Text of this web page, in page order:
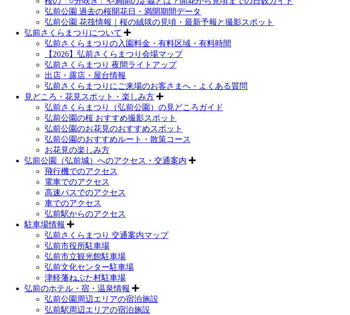
弘前公園 過去の桜開花日・満開期間データ
弘前公園 花筏情報｜桜の絨毯の見頃・最新予報と撮影スポット
弘前さくらまつりについて
弘前さくらまつりの入園料金・有料区域・有料時間
【2026】弘前さくらまつり会場マップ
弘前さくらまつり 夜間ライトアップ
出店・露店・屋台情報
弘前さくらまつりにご来場のお客さまへ・よくある質問
見どころ・花見スポット・楽しみ方
弘前さくらまつり（弘前公園）の見どころガイド
弘前公園の桜 おすすめ撮影スポット
弘前公園のお花見のおすすめスポット
弘前公園のおすすめルート・散策コース
お花見の楽しみ方
弘前公園（弘前城）へのアクセス・交通案内
飛行機でのアクセス
電車でのアクセス
高速バスでのアクセス
車でのアクセス
弘前駅からのアクセス
駐車場情報
弘前さくらまつり 交通案内マップ
弘前市役所駐車場
弘前市立観光館駐車場
弘前文化センター駐車場
津軽藩ねぷた村駐車場
弘前のホテル・宿・温泉情報
弘前公園周辺エリアの宿泊施設
弘前駅周辺エリアの宿泊施設